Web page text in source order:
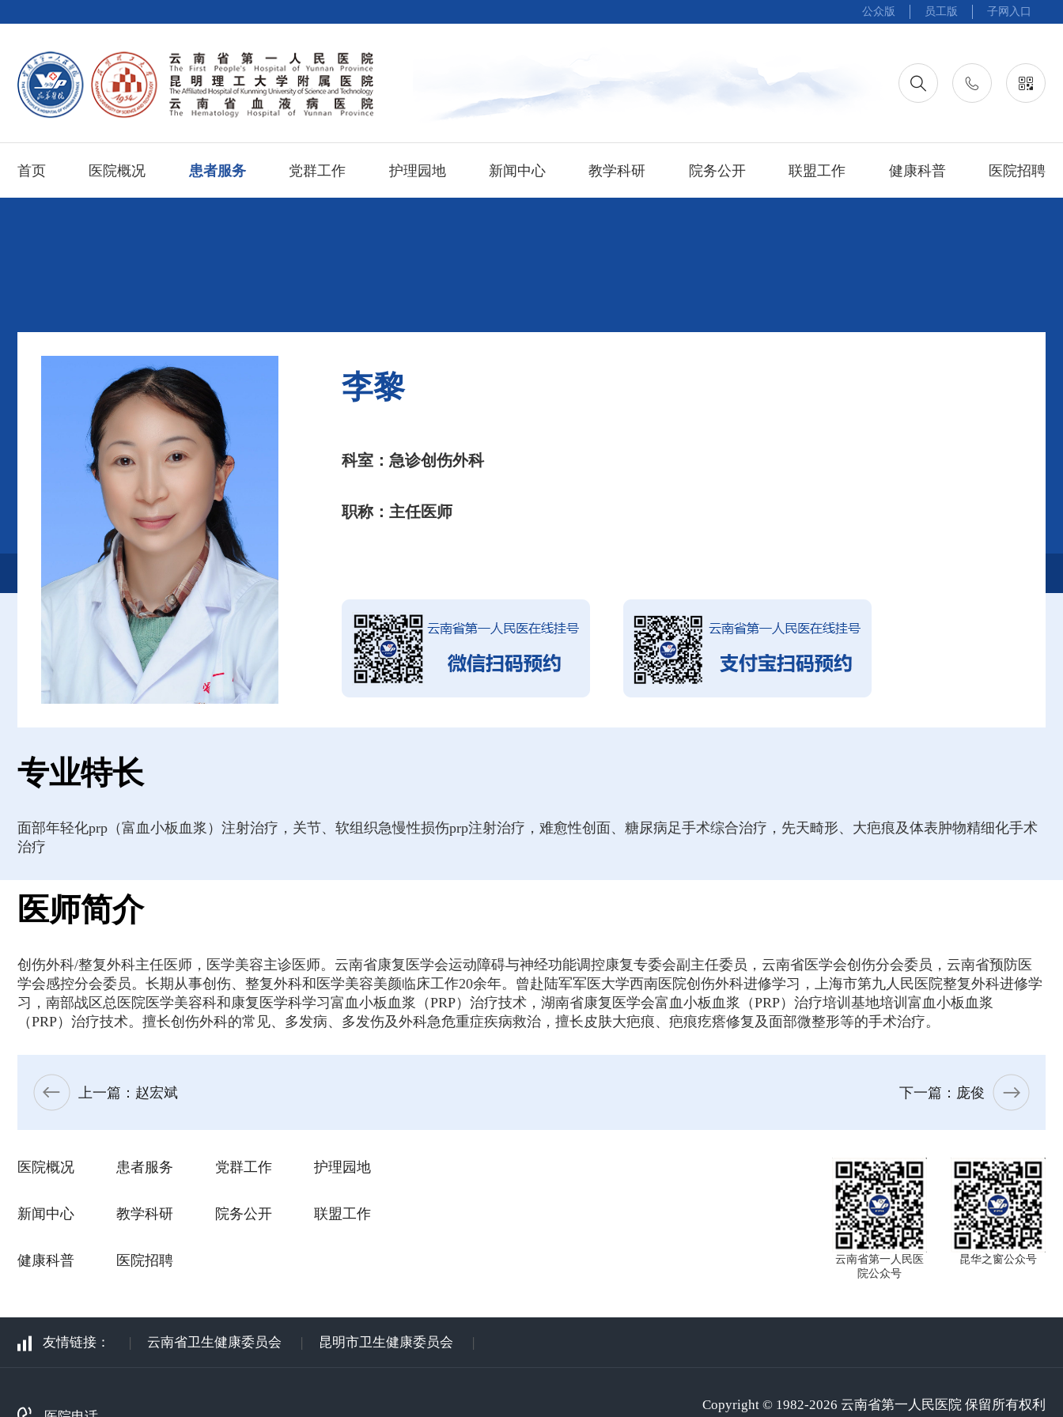
公众版 员工版 子网入口
首页 医院概况 患者服务 党群工作 护理园地 新闻中心 教学科研 院务公开 联盟工作 健康科普 医院招聘
患者服务 就诊服务 专家介绍 急诊创伤外科
李黎
科室：急诊创伤外科
职称：主任医师
专业特长
面部年轻化prp（富血小板血浆）注射治疗，关节、软组织急慢性损伤prp注射治疗，难愈性创面、糖尿病足手术综合治疗，先天畸形、大疤痕及体表肿物精细化手术
治疗
医师简介
创伤外科/整复外科主任医师，医学美容主诊医师。云南省康复医学会运动障碍与神经功能调控康复专委会副主任委员，云南省医学会创伤分会委员，云南省预防医
学会感控分会委员。长期从事创伤、整复外科和医学美容美颜临床工作20余年。曾赴陆军军医大学西南医院创伤外科进修学习，上海市第九人民医院整复外科进修学
习，南部战区总医院医学美容科和康复医学科学习富血小板血浆（PRP）治疗技术，湖南省康复医学会富血小板血浆（PRP）治疗培训基地培训富血小板血浆
（PRP）治疗技术。擅长创伤外科的常见、多发病、多发伤及外科急危重症疾病救治，擅长皮肤大疤痕、疤痕疙瘩修复及面部微整形等的手术治疗。
上一篇：赵宏斌 下一篇：庞俊
医院概况 患者服务 党群工作 护理园地
新闻中心 教学科研 院务公开 联盟工作
健康科普 医院招聘
云南省第一人民医
院公众号
昆华之窗公众号
友情链接： | 云南省卫生健康委员会 | 昆明市卫生健康委员会 |
Copyright © 1982-2026 云南省第一人民医院 保留所有权利